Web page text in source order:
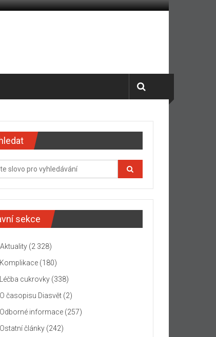
sekce
(2 328)
Komplikace (180)
Léčba cukrovky (338)
O časopisu Diasvět (2)
Odborné informace (257)
Ostatní články (242)